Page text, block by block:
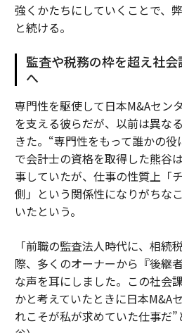
強くかたちにしていくことで、
と続ける。
監査や税務の枠を超え社会
へ
専門性を駆使して日本M&Aセン
を支える彼らだが、以前は異な
きた。“専門性をもって誰かの
で会計士の資格を取得した熊谷
事していたが、仕事の性質上「
側」という関係性になりがちな
いたという。
「前職の監査法人時代に、相続
際、多くのオーナーから『後継
な声を耳にしました。この社会
かと考えていたときに日本M&A
れこそが私が求めていた仕事だ